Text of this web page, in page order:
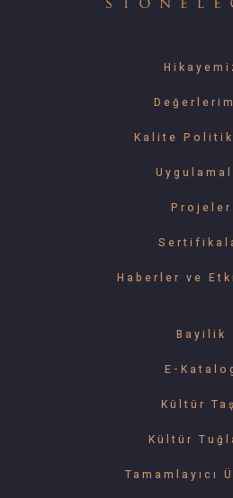
Kalite
Projeler
Haberler ve
Bayilik
E-
Kültür
Kültür
Tamamlayıcı